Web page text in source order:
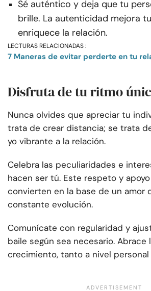
Sé auténtico y deja que tu
brille. La autenticidad mejora
enriquece la relación.
LECTURAS RELACIONADAS :
7 Maneras de evitar perderte en tu
Disfruta de tu ritmo
Nunca olvides que apreciar tu
trata de crear distancia; se trata
yo vibrante a la relación.
Celebra las peculiaridades e
hacen ser tú. Este respeto y
convierten en la base de un amor
constante evolución.
Comunícate con regularidad y
baile según sea necesario. Abrace
crecimiento, tanto a nivel